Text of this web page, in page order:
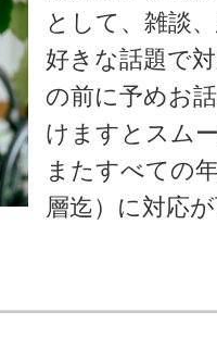
として、雑談
好きな話題で
の前に予めお
けますとスム
またすべての
層迄）に対応が